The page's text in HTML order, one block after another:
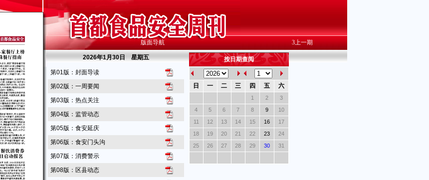
版面导航 3上一期
2026年1月30日 星期五
第01版：封面导读
第02版：一周要闻
第03版：热点关注
第04版：监管动态
第05版：食安延庆
第06版：食安门头沟
第07版：消费警示
第08版：区县动态
按日期查阅
日 一 二 三 四 五 六
1 2
3
4
5 6 7 8 9
10
11
12 13 14 15 16
17
18
19 20 21 22 23
24
25
26 27 28 29 30 31